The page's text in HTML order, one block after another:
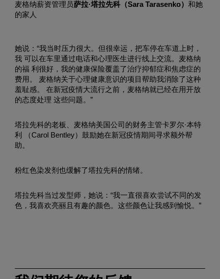
麦格纳薪资管理员萨拉·塔拉先科（Sara Tarasenko） 和她
的家人
她说：“我当时压力很大。但很幸运，把车停在车道上时，
我 可以在车里通过电话和心理医生进行线上交流。麦格纳
的福 利很好，我的健康保险覆盖了治疗抑郁症和焦虑症的
费用。 麦格纳关于心理健康意识的项目帮助我消除了这种
羞耻感。 在新冠疫情大流行之前，麦格纳就已经在用开放
的态度处理 这些问题。”
塔拉先科的老板、麦格纳美国公司的财务主管卡罗尔·本特
利 （Carol Bentley）鼓励她在新冠疫情期间寻求额外帮
助。
粉红色染发剂也缓解了塔拉先科的情绪。
塔拉先科当过发型师，她说：“我一直很喜欢尝试不同的发
色，我喜欢亮丽且有趣的颜色。这些颜色让我感到愉悦。”